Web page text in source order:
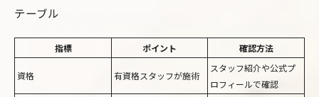
テーブル
指標 ポイント 確認方法
資格 有資格スタッフが施術
スタッフ紹介や公式プ
ロフィールで確認